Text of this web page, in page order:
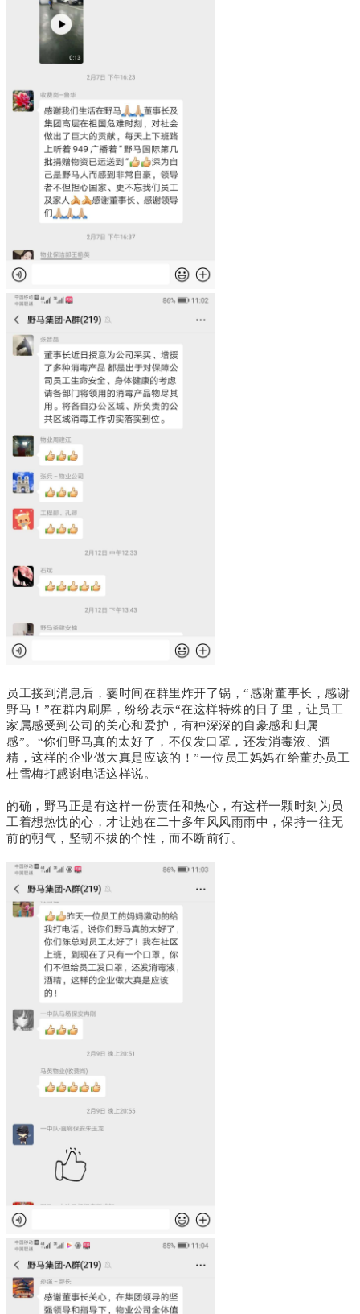
员工接到消息后，霎时间在群里炸开了锅，“感谢董事长，感谢
野马！ ”在群内刷屏，纷纷表示“在这样特殊的日子里，让员工
家属感受到公司的关心和爱护，有种深深的自豪感和归属
感”。 “你们野马真的太好了，不仅发口罩，还发消毒液、酒
精，这样的企业做大真是应该的！”一位员工妈妈在给董办员工
杜雪梅打感谢电话这样说。
的确，野马正是有这样一份责任和热心，有这样一颗时刻为员
工着想热忱的心，才让她在二十多年风风雨雨中，保持一往无
前的朝气，坚韧不拔的个性，而不断前行。